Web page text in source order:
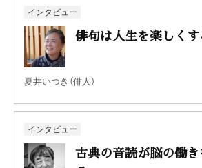
インタビュー
俳句は人生を楽しくす
夏井いつき（俳人）
インタビュー
古典の音読が脳の働